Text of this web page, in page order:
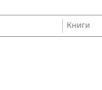
Книги